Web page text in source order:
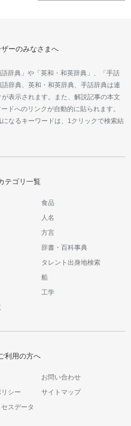
ーのみなさまへ
辞典」や「英和・和英辞典」、「手話
辞典、英和・和英辞典、手話辞典は連
表示されます。また、解説記事の本文
ドへのリンクが自動的に貼られます。
なるキーワードは、1クリックで検索結
テゴリ一覧
食品
人名
方言
辞書・百科事典
タレント出身地検索
船
工学
利用の方へ
お問い合わせ
シー サイトマップ
スデータ